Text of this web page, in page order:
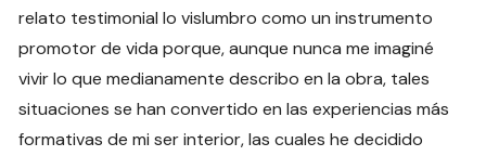
relato testimonial lo vislumbro como un instrumento
promotor de vida porque, aunque nunca me imaginé
vivir lo que medianamente describo en la obra, tales
situaciones se han convertido en las experiencias más
formativas de mi ser interior, las cuales he decidido